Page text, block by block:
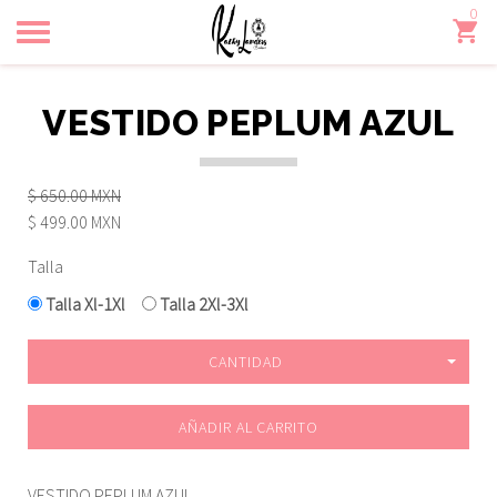
Toggle
navigation
0
VESTIDO PEPLUM AZUL
$ 650.00 MXN
$ 499.00 MXN
Talla
Talla Xl-1Xl
Talla 2Xl-3Xl
CANTIDAD
AÑADIR AL CARRITO